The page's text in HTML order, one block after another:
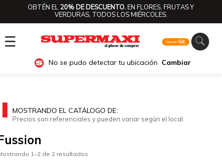
OBTÉN EL 20% DE DESCUENTO.EN FLORES, FRUTAS Y
VERDURAS, TODOS LOS MIÉRCOLES.
☰
No se pudo detectar tu ubicación Cambiar
MOSTRANDO EL CATÁLOGO DE:
Precios son referenciales y pueden variar según el local.
1–2 de 2 resultados